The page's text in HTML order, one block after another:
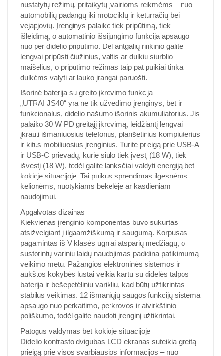
nustatytų režimų, pritaikytų įvairioms reikmėms – nuo
automobilių padangų iki motociklų ir keturračių bei
vejapjovių. Įrenginys palaiko tiek pripūtimą, tiek
išleidimą, o automatinio išsijungimo funkcija apsaugo
nuo per didelio pripūtimo. Dėl antgalių rinkinio galite
lengvai pripūsti čiužinius, valtis ar dulkių siurblio
maišelius, o pripūtimo režimas taip pat puikiai tinka
dulkėms valyti ar lauko įrangai paruošti.
Išorinė baterija su greito įkrovimo funkcija
„UTRAI JS40“ yra ne tik užvedimo įrenginys, bet ir
funkcionalus, didelio našumo išorinis akumuliatorius. Jis
palaiko 30 W PD greitąjį įkrovimą, leidžiantį lengvai
įkrauti išmaniuosius telefonus, planšetinius kompiuterius
ir kitus mobiliuosius įrenginius. Turite prieigą prie USB-A
ir USB-C prievadų, kurie siūlo tiek įvestį (18 W), tiek
išvestį (18 W), todėl galite lanksčiai valdyti energiją bet
kokioje situacijoje. Tai puikus sprendimas ilgesnėms
kelionėms, nuotykiams bekelėje ar kasdieniam
naudojimui.
Apgalvotas dizainas
Kiekvienas įrenginio komponentas buvo sukurtas
atsižvelgiant į ilgaamžiškumą ir saugumą. Korpusas
pagamintas iš V klasės ugniai atsparių medžiagų, o
sustorintų varinių laidų naudojimas padidina patikimumą
veikimo metu. Pažangios elektroninės sistemos ir
aukštos kokybės lustai veikia kartu su didelės talpos
baterija ir bešepetėliniu varikliu, kad būtų užtikrintas
stabilus veikimas. 12 išmaniųjų saugos funkcijų sistema
apsaugo nuo perkaitimo, perkrovos ir atvirkštinio
poliškumo, todėl galite naudoti įrenginį užtikrintai.
Patogus valdymas bet kokioje situacijoje
Didelio kontrasto dvigubas LCD ekranas suteikia greitą
prieigą prie visos svarbiausios informacijos – nuo